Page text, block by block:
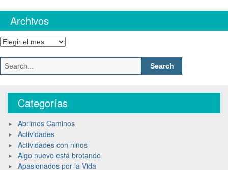
Archivos
Categorías
Abrimos Caminos
Actividades
Actividades con niños
Algo nuevo está brotando
Apasionados por la Vida